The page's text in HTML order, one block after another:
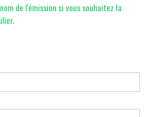
de l'émission si vous souhaitez la